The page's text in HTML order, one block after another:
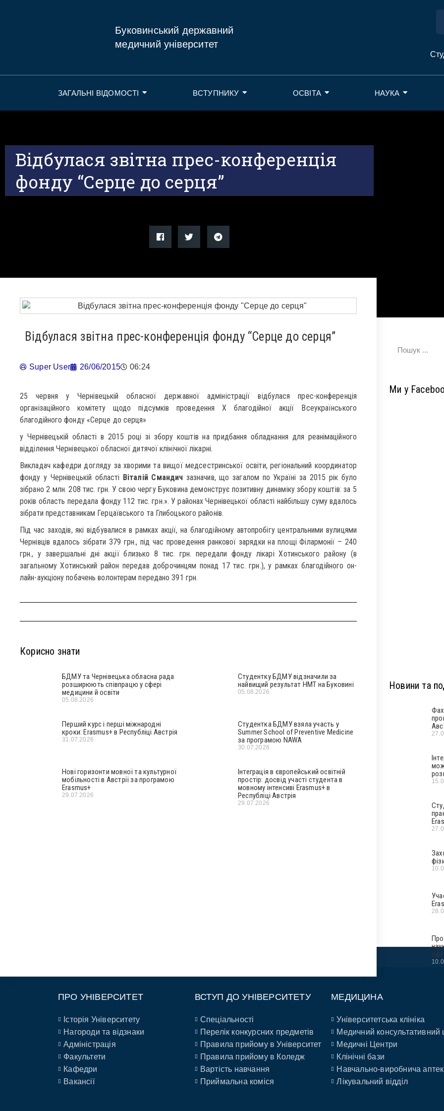
Буковинський державний
медичний університет
ЗАГАЛЬНІ ВІДОМОСТІ ВСТУПНИКУ ОСВІТА НАУКА
Відбулася звітна прес-конференція
фонду “Серце до серця”
Відбулася звітна прес-конференція фонду “Серце до серця”
Super User 26/06/2015 06:24
25 червня у Чернівецькій обласної державної адміністрації відбулася прес-конференція
організаційного комітету щодо підсумків проведення X благодійної акції Всеукраїнського
благодійного фонду «Серце до серця»
у Чернівецькій області в 2015 році зі збору коштів на придбання обладнання для реанімаційного
відділення Чернівецької обласної дитячої клінічної лікарні.
Викладач кафедри догляду за хворими та вищої медсестринської освіти, регіональний координатор
фонду у Чернівецькій області Віталій Смандич зазначив, що загалом по Україні за 2015 рік було
зібрано 2 млн. 208 тис. грн. У свою чергу Буковина демонструє позитивну динаміку збору коштів: за 5
років область передала фонду 112 тис. грн.». У районах Чернівецької області найбільшу суму вдалось
зібрати представникам Герцаївського та Глибоцького районів.
Під час заходів, які відбувалися в рамках акції, на благодійному автопробігу центральними вулицями
Чернівців вдалось зібрати 379 грн., під час проведення ранкової зарядки на площі Філармонії – 240
грн., у завершальні дні акції близько 8 тис. грн. передали фонду лікарі Хотинського району (в
загальному Хотинський район передав доброчинцям понад 17 тис. грн.), у рамках благодійного он-
лайн-аукціону побачень волонтерам передано 391 грн.
Корисно знати
БДМУ та Чернівецька обласна рада
розширюють співпрацю у сфері
медицини й освіти
05.08.2026
Студентку БДМУ відзначили за
найвищий результат НМТ на Буковині
05.08.2026
Перший курс і перші міжнародні
кроки: Erasmus+ в Республіці Австрія
31.07.2026
Студентка БДМУ взяла участь у
Summer School of Preventive Medicine
за програмою NAWA
30.07.2026
Нові горизонти мовної та культурної
мобільності в Австрії за програмою
Erasmus+
29.07.2026
Інтеграція в європейський освітній
простір: досвід участі студента в
мовному інтенсиві Erasmus+ в
Республіці Австрія
29.07.2026
Ми у
Новини та
ПРО УНІВЕРСИТЕТ
Історія Університету
Нагороди та відзнаки
Адміністрація
Факультети
Кафедри
Вакансії
ВСТУП ДО УНІВЕРСИТЕТУ
Спеціальності
Перелік конкурсних предметів
Правила прийому в Університет
Правила прийому в Коледж
Вартість навчання
Приймальна коміся
МЕДИЦИНА
Університетська клініка
Медичний консультативний
Медичні Центри
Клінічні бази
Навчально-виробнича
Лікувальний відділ